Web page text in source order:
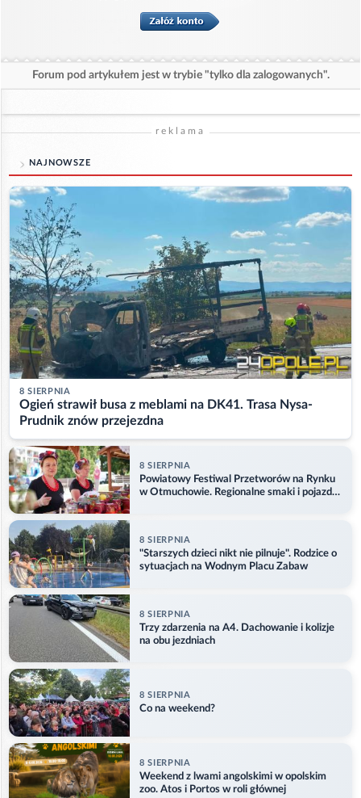
Forum pod artykułem jest w trybie "tylko dla zalogowanych".
reklama
NAJNOWSZE
8 SIERPNIA
Ogień strawił busa z meblami na DK41. Trasa Nysa-
Prudnik znów przejezdna
8 SIERPNIA
Powiatowy Festiwal Przetworów na Rynku
w Otmuchowie. Regionalne smaki i pojazdy
8 SIERPNIA
"Starszych dzieci nikt nie pilnuje". Rodzice o
sytuacjach na Wodnym Placu Zabaw
8 SIERPNIA
Trzy zdarzenia na A4. Dachowanie i kolizje
na obu jezdniach
8 SIERPNIA
Co na weekend?
8 SIERPNIA
Weekend z lwami angolskimi w opolskim
zoo. Atos i Portos w roli głównej